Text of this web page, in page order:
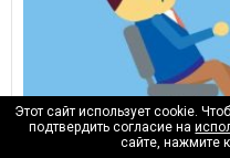
Этот сайт использует cookie.
подтвердить согласие на
сайте, нажмите